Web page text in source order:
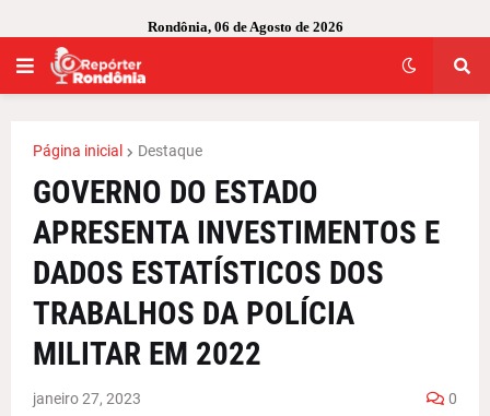
Rondônia, 06 de Agosto de 2026
Página inicial Destaque
GOVERNO DO ESTADO
APRESENTA INVESTIMENTOS E
DADOS ESTATÍSTICOS DOS
TRABALHOS DA POLÍCIA
MILITAR EM 2022
janeiro 27, 2023 0